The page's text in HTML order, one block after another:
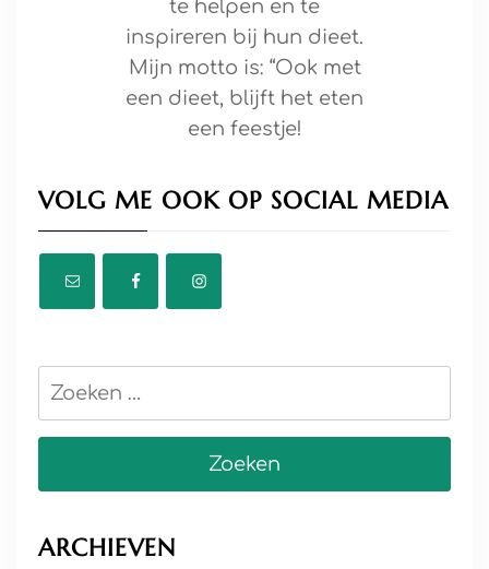
te helpen en te
inspireren bij hun dieet.
Mijn motto is: “Ook met
een dieet, blijft het eten
een feestje!
VOLG ME OOK OP SOCIAL MEDIA
Zoeken
ARCHIEVEN